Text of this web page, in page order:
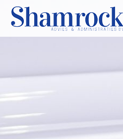
Diensten
Tips